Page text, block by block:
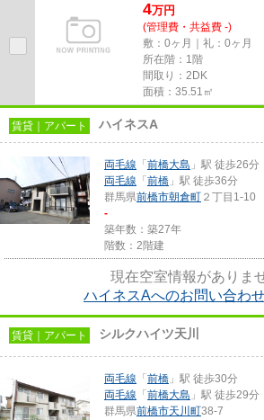
4万円
(管理費・共益費 -)
敷：0ヶ月｜礼：0ヶ月
所在階：1階
間取り：2DK
面積：35.51㎡
賃貸｜アパート ハイネスA
両毛線 「 前橋大島 」駅 徒歩26分
両毛線 「 前橋 」駅 徒歩36分
群馬県前橋市朝倉町 ２丁目1-10
-
築年数：築27年
階数：2階建
現在空室情報がありま
ハイネスAへのお問い合わ
賃貸｜アパート シルクハイツ天川
両毛線 「 前橋 」駅 徒歩30分
両毛線 「 前橋大島 」駅 徒歩29分
群馬県前橋市天川町38-7